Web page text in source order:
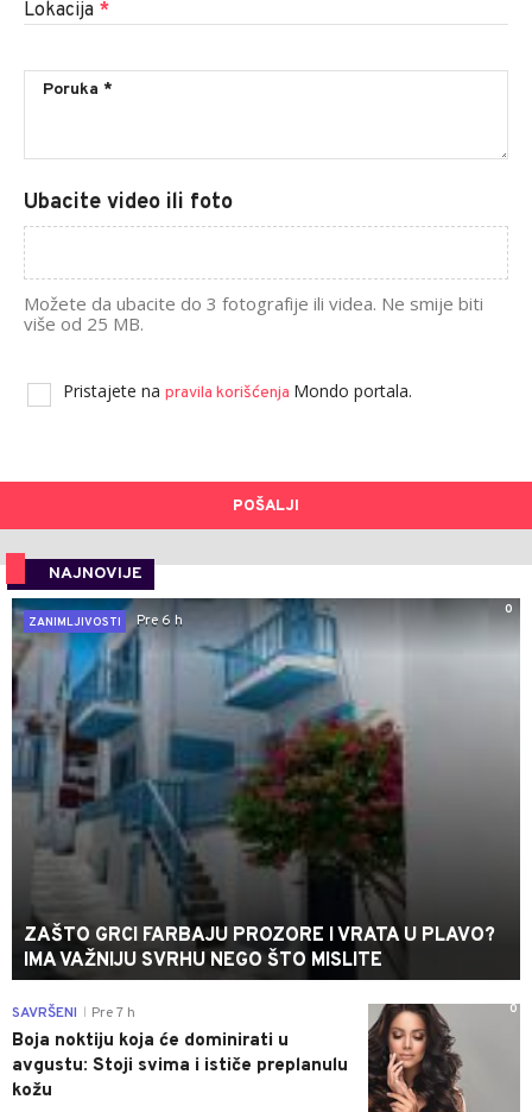
Lokacija *
Ubacite video ili foto
Možete da ubacite do 3 fotografije ili videa. Ne smije biti
više od 25 MB.
Pristajete na pravila korišćenja Mondo portala.
POŠALJI
NAJNOVIJE
0
ZANIMLJIVOSTI
Pre 6 h
ZAŠTO GRCI FARBAJU PROZORE I VRATA U PLAVO?
IMA VAŽNIJU SVRHU NEGO ŠTO MISLITE
0
SAVRŠENI Pre 7 h
Boja noktiju koja će dominirati u
avgustu: Stoji svima i ističe preplanulu
kožu